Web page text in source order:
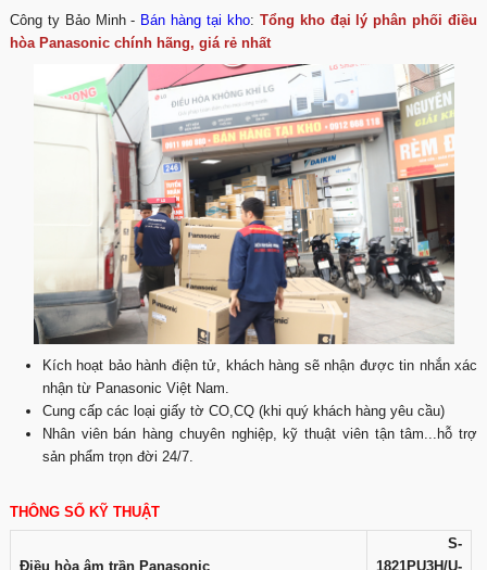
Công ty Bảo Minh - Bán hàng tại kho: Tổng kho đại lý phân phối điều
hòa Panasonic chính hãng, giá rẻ nhất
Kích hoạt bảo hành điện tử, khách hàng sẽ nhận được tin nhắn xác
nhận từ Panasonic Việt Nam.
Cung cấp các loại giấy tờ CO,CQ (khi quý khách hàng yêu cầu)
Nhân viên bán hàng chuyên nghiệp, kỹ thuật viên tận tâm...hỗ trợ
sản phẩm trọn đời 24/7.
THÔNG SỐ KỸ THUẬT
Điều hòa âm trần Panasonic
S-
1821PU3H/U-